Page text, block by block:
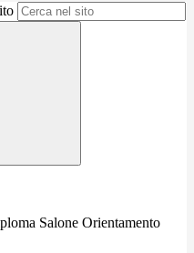
Salone Orientamento